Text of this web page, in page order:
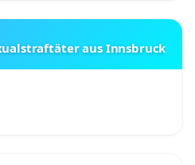
aus Innsbruck